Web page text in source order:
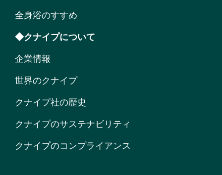
全身浴のすすめ
◆クナイプについて
企業情報
世界のクナイプ
クナイプ社の歴史
クナイプのサステナビリティ
クナイプのコンプライアンス